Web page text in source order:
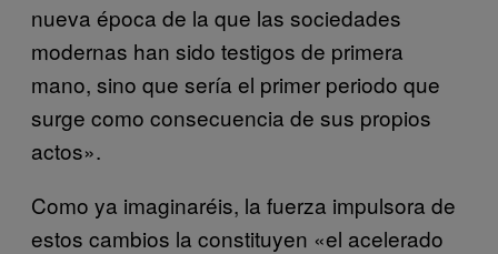
nueva época de la que las sociedades
modernas han sido testigos de primera
mano, sino que sería el primer periodo que
surge como consecuencia de sus propios
actos».
Como ya imaginaréis, la fuerza impulsora de
estos cambios la constituyen «el acelerado